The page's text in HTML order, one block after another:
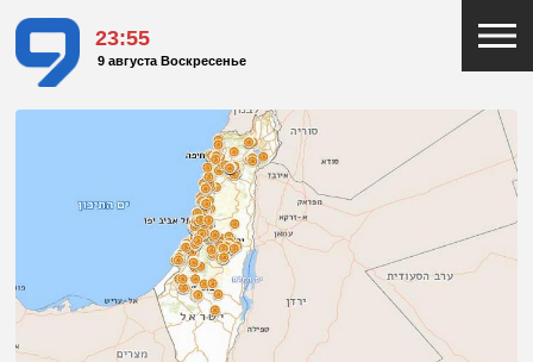
23:55
9 августа Воскресенье